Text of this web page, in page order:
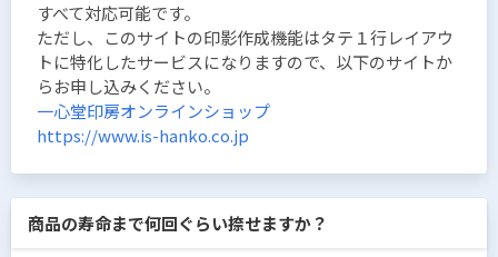
すべて対応可能です。
ただし、このサイトの印影作成機能はタテ１行レイアウ
トに特化したサービスになりますので、以下のサイトか
らお申し込みください。
一心堂印房オンラインショップ
https://www.is-hanko.co.jp
商品の寿命まで何回ぐらい捺せますか？